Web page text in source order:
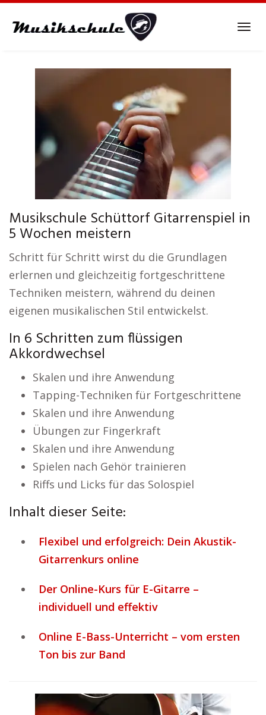
Musikschule Schüttorf Gitarrenspiel in
5 Wochen meistern
Schritt für Schritt wirst du die Grundlagen
erlernen und gleichzeitig fortgeschrittene
Techniken meistern, während du deinen
eigenen musikalischen Stil entwickelst.
In 6 Schritten zum flüssigen
Akkordwechsel
Skalen und ihre Anwendung
Tapping-Techniken für Fortgeschrittene
Skalen und ihre Anwendung
Übungen zur Fingerkraft
Skalen und ihre Anwendung
Spielen nach Gehör trainieren
Riffs und Licks für das Solospiel
Inhalt dieser Seite:
Flexibel und erfolgreich: Dein Akustik-
Gitarrenkurs online
Der Online-Kurs für E-Gitarre –
individuell und effektiv
Online E-Bass-Unterricht – vom ersten
Ton bis zur Band